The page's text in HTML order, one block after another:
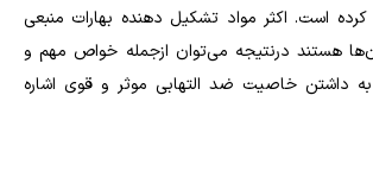
است‌. اکثر مواد تشکیل دهنده بهارات منبعی
هستند درنتیجه می‌توان ازجمله خواص مهم و
به داشتن خاصیت ضد التهابی موثر و قوی اشاره